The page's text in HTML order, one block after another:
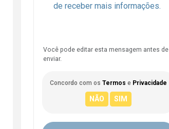
Você pode editar esta mensagem antes de
enviar.
Concordo com os Termos e Privacidade